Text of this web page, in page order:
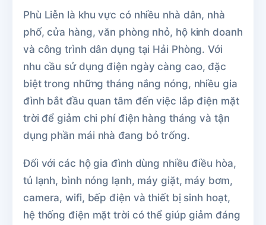
Phù Liễn là khu vực có nhiều nhà dân, nhà
phố, cửa hàng, văn phòng nhỏ, hộ kinh doanh
và công trình dân dụng tại Hải Phòng. Với
nhu cầu sử dụng điện ngày càng cao, đặc
biệt trong những tháng nắng nóng, nhiều gia
đình bắt đầu quan tâm đến việc lắp điện mặt
trời để giảm chi phí điện hàng tháng và tận
dụng phần mái nhà đang bỏ trống.
Đối với các hộ gia đình dùng nhiều điều hòa,
tủ lạnh, bình nóng lạnh, máy giặt, máy bơm,
camera, wifi, bếp điện và thiết bị sinh hoạt,
hệ thống điện mặt trời có thể giúp giảm đáng